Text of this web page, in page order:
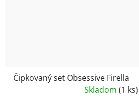
Čipkovaný set Obsessive Firella
Skladom (1 ks)